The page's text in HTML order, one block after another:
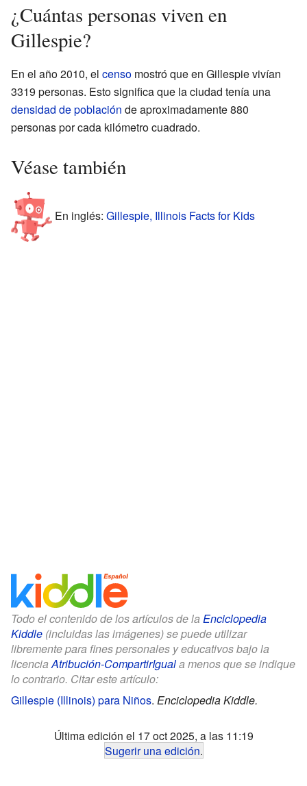
¿Cuántas personas viven en
Gillespie?
En el año 2010, el censo mostró que en Gillespie vivían
3319 personas. Esto significa que la ciudad tenía una
densidad de población de aproximadamente 880
personas por cada kilómetro cuadrado.
Véase también
En inglés: Gillespie, Illinois Facts for Kids
Todo el contenido de los artículos de la Enciclopedia
Kiddle (incluidas las imágenes) se puede utilizar
libremente para fines personales y educativos bajo la
licenciaAtribución-CompartirIguala menos que se indique
lo contrario. Citar este artículo:
Gillespie (Illinois) para Niños. Enciclopedia Kiddle.
Última edición el 17 oct 2025, a las 11:19
Sugerir una edición.